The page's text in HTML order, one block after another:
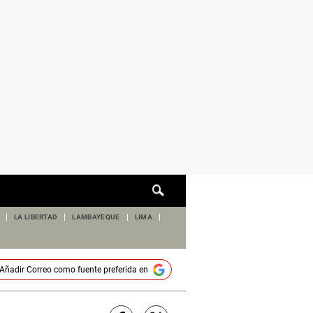
de
LA LIBERTAD LAMBAYEQUE LIMA
Correocomo fuente preferida en